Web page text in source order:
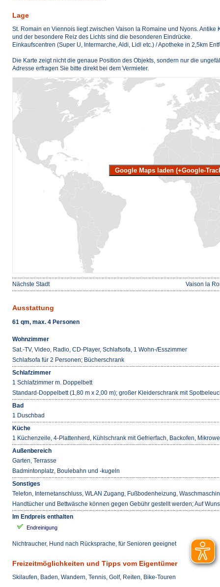
Lage
St. Romain en Viennois liegt zwischen Vaison la Romaine und Nyons.
und der besondere Reiz des Lichts sind die besonderen Eindrücke.
Einkaufscentren (Super U, Intermarche, Aldi, Lidl etc.) / Apotheke in 2,5km
Die Karte zeigt nicht die genaue Position des Objekts, sondern nur die
Adresse erfragen Sie bitte direkt bei dem Vermieter.
Google Maps laden (+Google-
Nächste Stadt Vaison la
Ausstattung
61 qm, max. 4 Personen
Wohnzimmer
Sat.-TV, Video, Radio, CD-Player, Schlafsofa, 1 Wohn-/Esszimmer
Schlafsofa für 2 Personen; Bücherschrank
Schlafzimmer
1 Schlafzimmer m. Doppelbett
Standard-Doppelbett (1,80 m x 2,00 m); großer Kleiderschrank mit
Bad
1 Duschbad
Küche
1 Küchenzeile, 4-Plattenherd, Kühlschrank mit Gefrierfach, Backofen,
Außenbereich
Garten, Terrasse
Badmintonplatz, Boulebahn und -kugeln
Sonstiges
Telefon, Internetanschluss, WLAN Zugang, Fußbodenheizung,
Handtücher und Bettwäsche können gegen Gebühr gestellt werden; Auf
Im Endpreis enthalten
Endreinigung
Nichtraucher, Hund nach Rücksprache, für Senioren geeignet
Freizeitmöglichkeiten und Tipps vom Eigentümer
Skilaufen, Baden, Wandern, Tennis, Golf, Reiten, Bike-Touren